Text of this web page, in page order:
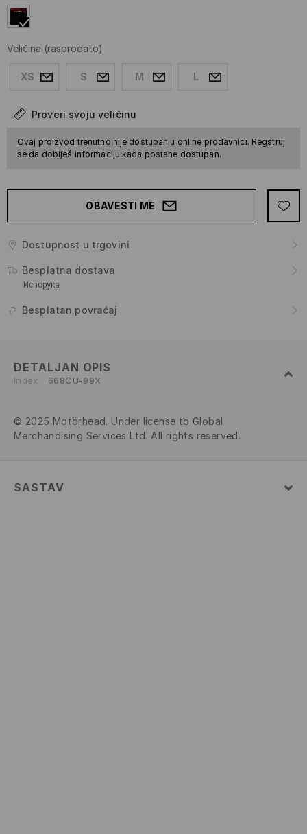
Veličina (rasprodato)
XS S M L
Proveri svoju veličinu
Ovaj proizvod trenutno nije dostupan u online prodavnici. Regstruj
se da dobiješ informaciju kada postane dostupan.
OBAVESTI ME
Dostupnost u trgovini
Besplatna dostava
Испорука
Besplatan povraćaj
DETALJAN OPIS
Index 668CU-99X
© 2025 Motörhead. Under license to Global
Merchandising Services Ltd. All rights reserved.
SASTAV